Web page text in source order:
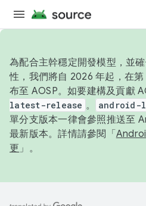
為配合主幹穩定開發模型，並
性，我們將自 2026 年起，在
布至 AOSP。如要建構及貢獻
latest-release 。 android-
單分支版本一律會參照推送至
最新版本。詳情請參閱「
更 」。